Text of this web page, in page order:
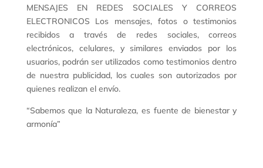
MENSAJES EN REDES SOCIALES Y CORREOS
ELECTRONICOS Los mensajes, fotos o testimonios
recibidos a través de redes sociales, correos
electrónicos, celulares, y similares enviados por los
usuarios, podrán ser utilizados como testimonios dentro
de nuestra publicidad, los cuales son autorizados por
quienes realizan el envío.
“Sabemos que la Naturaleza, es fuente de bienestar y
armonía”